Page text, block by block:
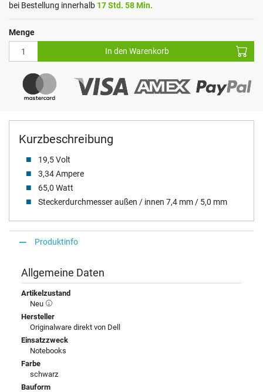
Kurzbeschreibung
19,5 Volt
3,34 Ampere
65,0 Watt
Steckerdurchmesser außen / innen 7,4 mm / 5,0 mm
bei Bestellung innerhalb 17 Std. 58 Min.
Menge
In den Warenkorb
Produktinfo
Allgemeine Daten
Artikelzustand
Neu
Hersteller
Originalware direkt von Dell
Einsatzzweck
Notebooks
Farbe
schwarz
Bauform